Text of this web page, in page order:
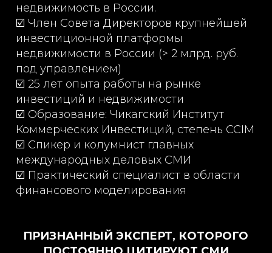
недвижимость в России.
☑️ Член Совета Директоров крупнейшей
инвестиционной платформы
недвижимости в России (> 2 млрд. руб.
под управлением)
☑️ 25 лет опыта работы на рынке
инвестиций и недвижимости
☑️ Образование: Чикагский Институт
Коммерческих Инвестиций, степень CCIM
☑️ Спикер и колумнист главных
международных деловых СМИ
☑️ Практический специалист в области
финансового моделирования
ПРИЗНАННЫЙ ЭКСПЕРТ, КОТОРОГО